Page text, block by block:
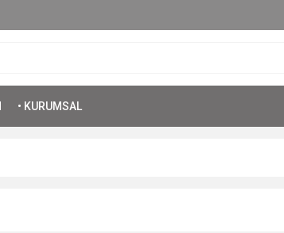
• KURUMSAL